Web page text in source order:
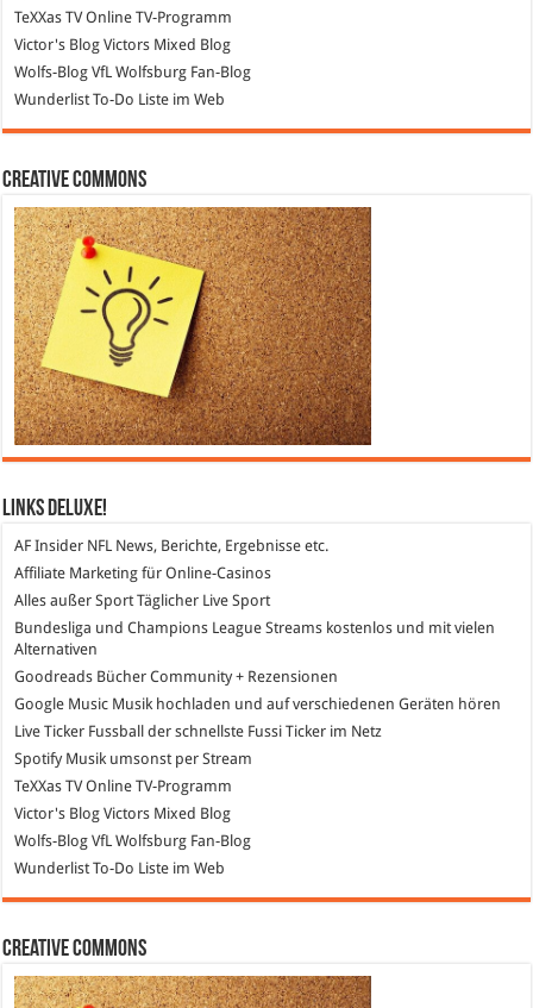
TeXXas TVOnline TV-Programm
Victor's Blog Victors Mixed Blog
Wolfs-Blog VfL Wolfsburg Fan-Blog
WunderlistTo-Do Liste im Web
Creative Commons
Links DeLuXe!
AF Insider NFL News, Berichte, Ergebnisse etc.
Affiliate Marketing für Online-Casinos
Alles außer Sport Täglicher Live Sport
Bundesliga und Champions League Streams kostenlos und mit vielen
Alternativen
Goodreads Bücher Community + Rezensionen
Google Music Musik hochladen und auf verschiedenen Geräten hören
Live Ticker Fussball der schnellste Fussi Ticker im Netz
SpotifyMusik umsonst per Stream
TeXXas TVOnline TV-Programm
Victor's Blog Victors Mixed Blog
Wolfs-Blog VfL Wolfsburg Fan-Blog
Wunderlist To-Do Liste im Web
Creative Commons